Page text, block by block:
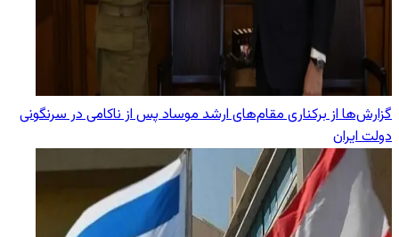
گزارش‌ها از برکناری مقام‌های ارشد موساد پس از ناکامی در سرنگونی
دولت ایران